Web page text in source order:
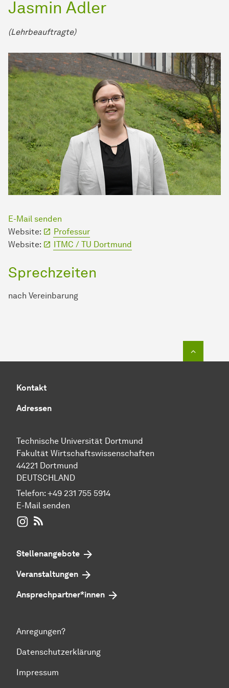
Jasmin Adler
(Lehrbeauftragte)
E-Mail senden
Website:
Professur
Website:
ITMC / TU Dortmund
Sprechzeiten
nach Vereinbarung
Kontakt
Adressen
Technische Universität Dortmund
Fakultät Wirtschaftswissenschaften
44221 Dortmund
DEUTSCHLAND
Telefon: +49 231 755 5914
E-Mail senden
WIWI auf Instagram
Stellenangebote
Veranstaltungen
Ansprechpartner*innen
Anregungen?
Datenschutzerklärung
Impressum